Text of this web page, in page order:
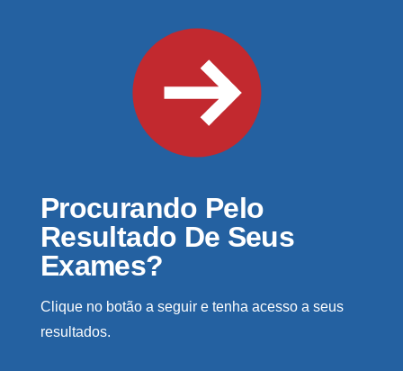
Procurando Pelo
Resultado De Seus
Exames?
Clique no botão a seguir e tenha acesso a seus
resultados.